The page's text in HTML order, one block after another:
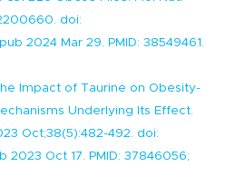
doi:
2024 Mar 29. PMID: 38549461.
Impact of Taurine on Obesity-
Underlying Its Effect.
Oct;38(5):482-492. doi:
2023 Oct 17. PMID: 37846056;